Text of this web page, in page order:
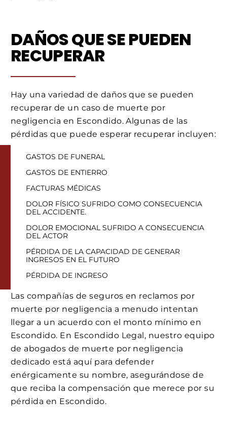
DAÑOS QUE SE PUEDEN
RECUPERAR
Hay una variedad de daños que se pueden
recuperar de un caso de muerte por
negligencia en Escondido. Algunas de las
pérdidas que puede esperar recuperar incluyen:
GASTOS DE FUNERAL
GASTOS DE ENTIERRO
FACTURAS MÉDICAS
DOLOR FÍSICO SUFRIDO COMO CONSECUENCIA
DEL ACCIDENTE.
DOLOR EMOCIONAL SUFRIDO A CONSECUENCIA
DEL ACTOR
PÉRDIDA DE LA CAPACIDAD DE GENERAR
INGRESOS EN EL FUTURO
PÉRDIDA DE INGRESO
Las compañías de seguros en reclamos por
muerte por negligencia a menudo intentan
llegar a un acuerdo con el monto mínimo en
Escondido. En Escondido Legal, nuestro equipo
de abogados de muerte por negligencia
dedicado está aquí para defender
enérgicamente su nombre, asegurándose de
que reciba la compensación que merece por su
pérdida en Escondido.